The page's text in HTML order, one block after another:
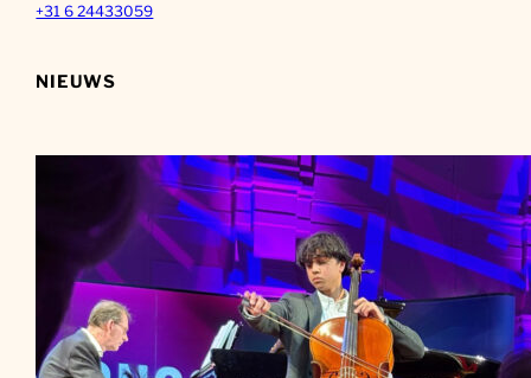
+31 6 24433059
NIEUWS